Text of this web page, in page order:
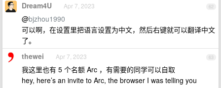
62
Dream4U Apr 7, 2023
@bjzhou1990
可以啊，在设置里把语言设置为中文，然后右键就可以翻译中文
了。
63
thewei Apr 7, 2023
我这里也有 5 个名额 Arc ，有需要的同学可以自取
hey, here’s an invite to Arc, the browser I was telling you